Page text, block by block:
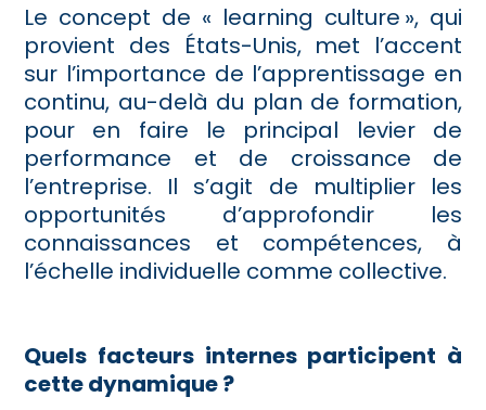
Le concept de « learning culture », qui
provient des États-Unis, met l’accent
sur l’importance de l’apprentissage en
continu, au-delà du plan de formation,
pour en faire le principal levier de
performance et de croissance de
l’entreprise. Il s’agit de multiplier les
opportunités d’approfondir les
connaissances et compétences, à
l’échelle individuelle comme collective.
Quels facteurs internes participent à
cette dynamique ?